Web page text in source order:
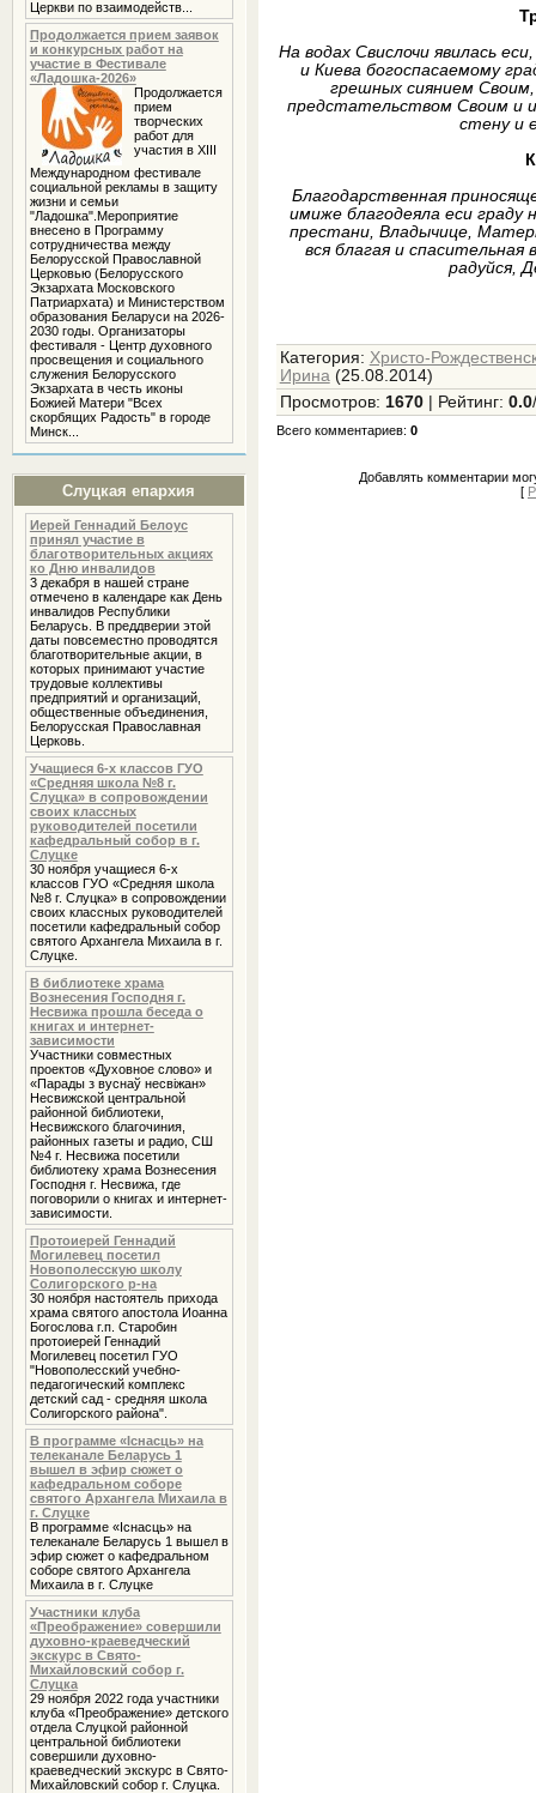
Церкви по взаимодейств...
Продолжается прием заявок
и конкурсных работ на
участие в Фестивале
«Ладошка-2026»
Продолжается
прием
творческих
работ для
участия в XIII
Международном фестивале
социальной рекламы в защиту
жизни и семьи
"Ладошка".Мероприятие
внесено в Программу
сотрудничества между
Белорусской Православной
Церковью (Белорусского
Экзархата Московского
Патриархата) и Министерством
образования Беларуси на 2026-
2030 годы. Организаторы
фестиваля - Центр духовного
просвещения и социального
служения Белорусского
Экзархата в честь иконы
Божией Матери "Всех
скорбящих Радость" в городе
Минск...
Слуцкая епархия
Иерей Геннадий Белоус
принял участие в
благотворительных акциях
ко Дню инвалидов
3 декабря в нашей стране
отмечено в календаре как День
инвалидов Республики
Беларусь. В преддверии этой
даты повсеместно проводятся
благотворительные акции, в
которых принимают участие
трудовые коллективы
предприятий и организаций,
общественные объединения,
Белорусская Православная
Церковь.
Учащиеся 6-х классов ГУО
«Средняя школа №8 г.
Слуцка» в сопровождении
своих классных
руководителей посетили
кафедральный собор в г.
Слуцке
30 ноября учащиеся 6-х
классов ГУО «Средняя школа
№8 г. Слуцка» в сопровождении
своих классных руководителей
посетили кафедральный собор
святого Архангела Михаила в г.
Слуцке.
В библиотеке храма
Вознесения Господня г.
Несвижа прошла беседа о
книгах и интернет-
зависимости
Участники совместных
проектов «Духовное слово» и
«Парады з вуснаў несвіжан»
Несвижской центральной
районной библиотеки,
Несвижского благочиния,
районных газеты и радио, СШ
№4 г. Несвижа посетили
библиотеку храма Вознесения
Господня г. Несвижа, где
поговорили о книгах и интернет-
зависимости.
Протоиерей Геннадий
Могилевец посетил
Новополесскую школу
Солигорского р-на
30 ноября настоятель прихода
храма святого апостола Иоанна
Богослова г.п. Старобин
протоиерей Геннадий
Могилевец посетил ГУО
"Новополесский учебно-
педагогический комплекс
детский сад - средняя школа
Солигорского района".
В программе «Iснасць» на
телеканале Беларусь 1
вышел в эфир сюжет о
кафедральном соборе
святого Архангела Михаила в
г. Слуцке
В программе «Iснасць» на
телеканале Беларусь 1 вышел в
эфир сюжет о кафедральном
соборе святого Архангела
Михаила в г. Слуцке
Участники клуба
«Преображение» совершили
духовно-краеведческий
экскурс в Свято-
Михайловский собор г.
Слуцка
29 ноября 2022 года участники
клуба «Преображение» детского
отдела Слуцкой районной
центральной библиотеки
совершили духовно-
краеведческий экскурс в Свято-
Михайловский собор г. Слуцка.
На водах Свислочи явилась
и Киева богоспасаемому
грешных сиянием Своим,
предстательством Своим и
стену и
Благодарственная
имиже благодеяла еси граду
престани, Владычице,
вся благая и
радуйся,
Категория: Христо-
Ирина (25.08.2014)
Просмотров: 1670| Рейтинг: 0.0/
Всего комментариев: 0
Добавлять комментарии
[